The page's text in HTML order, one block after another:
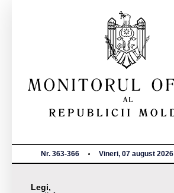
Nr. 363-366 Vineri, 07 august 2026
Legi,